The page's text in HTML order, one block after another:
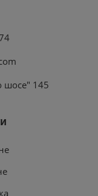
шосе" 145